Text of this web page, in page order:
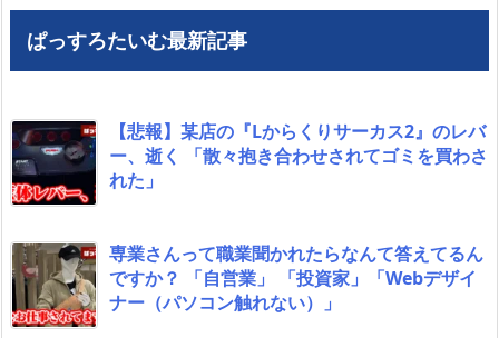
ぱっすろたいむ最新記事
【悲報】某店の『Lからくりサーカス2』のレバ
ー、逝く 「散々抱き合わせされてゴミを買わさ
れた」
専業さんって職業聞かれたらなんて答えてるん
ですか？ 「自営業」 「投資家」「Webデザイ
ナー（パソコン触れない）」